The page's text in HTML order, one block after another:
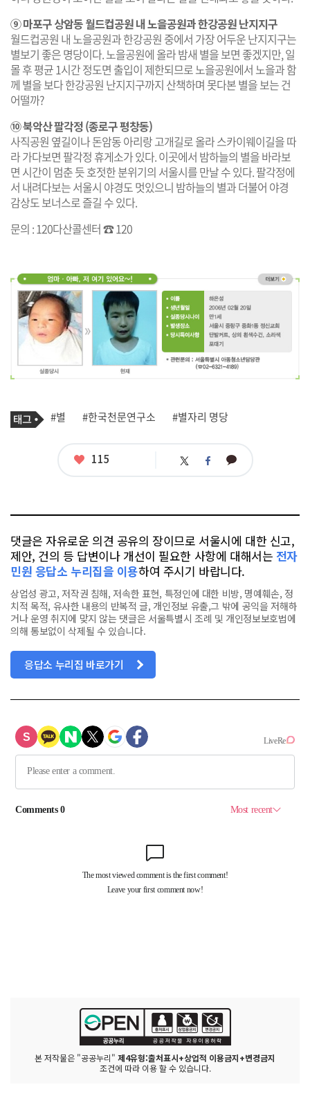
⑨ 마포구 상암동 월드컵공원 내 노을공원과 한강공원 난지지구
월드컵공원 내 노을공원과 한강공원 중에서 가장 어두운 난지지구는
별보기 좋은 명당이다. 노을공원에 올라 밤새 별을 보면 좋겠지만, 일
몰 후 평균 1시간 정도면 출입이 제한되므로 노을공원에서 노을과 함
께 별을 보다 한강공원 난지지구까지 산책하며 못다본 별을 보는 건
어떨까?
⑩ 북악산 팔각정 (종로구 평창동)
사직공원 옆길이나 돈암동 아리랑 고개길로 올라 스카이웨이길을 따
라 가다보면 팔각정 휴게소가 있다. 이곳에서 밤하늘의 별을 바라보
면 시간이 멈춘 듯 호젓한 분위기의 서울시를 만날 수 있다. 팔각정에
서 내려다보는 서울시 야경도 멋있으니 밤하늘의 별과 더불어 야경
감상도 보너스로 즐길 수 있다.
문의 : 120다산콜센터 ☎ 120
기
사
태
그
#별 #한국천문연구소 #별자리 명당
좋
115 트 페 카
댓글은 자유로운 의견 공유의 장이므로 서울시에 대한 신고,
제안, 건의 등 답변이나 개선이 필요한 사항에 대해서는 전자
민원 응답소 누리집을 이용하여 주시기 바랍니다.
상업성 광고, 저작권 침해, 저속한 표현, 특정인에 대한 비방, 명예훼손, 정
치적 목적, 유사한 내용의 반복적 글, 개인정보 유출,그 밖에 공익을 저해하
거나 운영 취지에 맞지 않는 댓글은 서울특별시 조례 및 개인정보보호법에
의해 통보없이 삭제될 수 있습니다.
응답소 누리집 바로가기
본 저작물은 "공공누리" 제4유형:출처표시+상업적 이용금지+변경금지
조건에 따라 이용 할 수 있습니다.